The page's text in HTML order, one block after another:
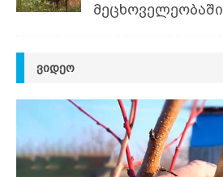
მეცხოველეობაში
ᲕᲘᲓᲔᲝ